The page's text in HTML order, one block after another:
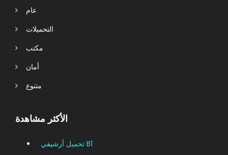
عام
التحميلات
مكتب
أمان
متنوع
الأكثر مشاهدة
تحميل أرشيفي B1